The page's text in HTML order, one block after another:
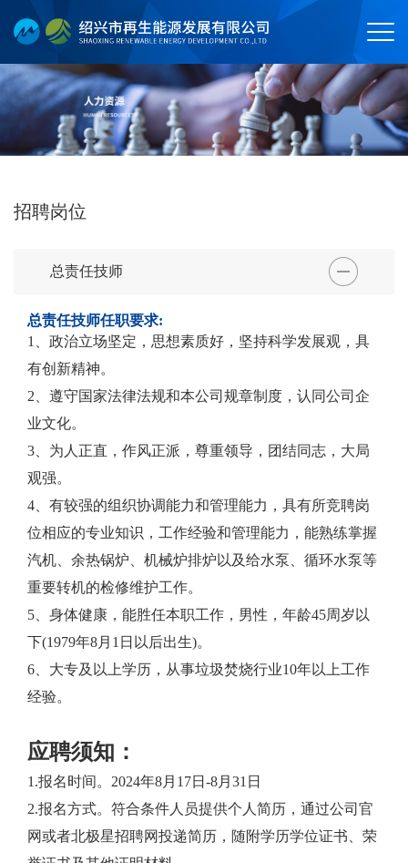
招聘岗位
总责任技师
总责任技师任职要求:
1、政治立场坚定，思想素质好，坚持科学发展观，具
有创新精神。
2、遵守国家法律法规和本公司规章制度，认同公司企
业文化。
3、为人正直，作风正派，尊重领导，团结同志，大局
观强。
4、有较强的组织协调能力和管理能力，具有所竞聘岗
位相应的专业知识，工作经验和管理能力，能熟练掌握
汽机、余热锅炉、机械炉排炉以及给水泵、循环水泵等
重要转机的检修维护工作。
5、身体健康，能胜任本职工作，男性，年龄45周岁以
下(1979年8月1日以后出生)。
6、大专及以上学历，从事垃圾焚烧行业10年以上工作
经验。
应聘须知：
1.报名时间。2024年8月17日-8月31日
2.报名方式。符合条件人员提供个人简历，通过公司官
网或者北极星招聘网投递简历，随附学历学位证书、荣